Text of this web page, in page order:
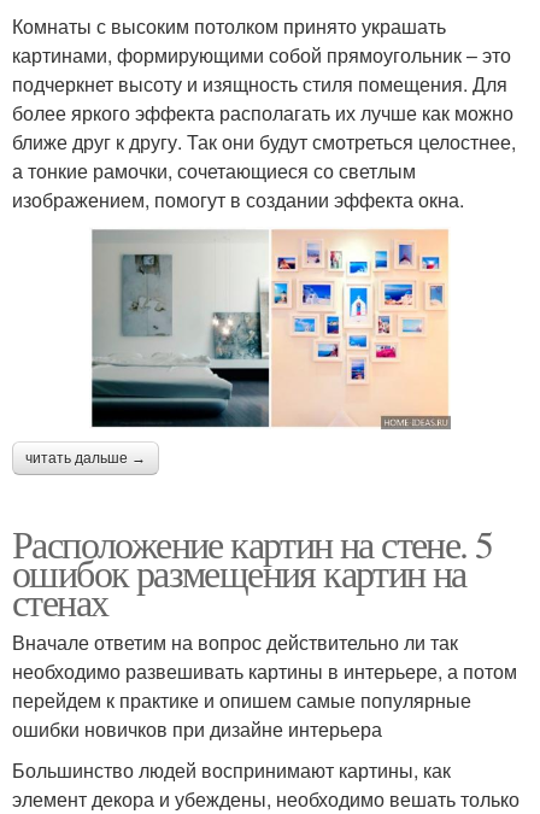
Комнаты с высоким потолком принято украшать
картинами, формирующими собой прямоугольник – это
подчеркнет высоту и изящность стиля помещения. Для
более яркого эффекта располагать их лучше как можно
ближе друг к другу. Так они будут смотреться целостнее,
а тонкие рамочки, сочетающиеся со светлым
изображением, помогут в создании эффекта окна.
читать дальше →
Расположение картин на стене. 5
ошибок размещения картин на
стенах
Вначале ответим на вопрос действительно ли так
необходимо развешивать картины в интерьере, а потом
перейдем к практике и опишем самые популярные
ошибки новичков при дизайне интерьера
Большинство людей воспринимают картины, как
элемент декора и убеждены, необходимо вешать только